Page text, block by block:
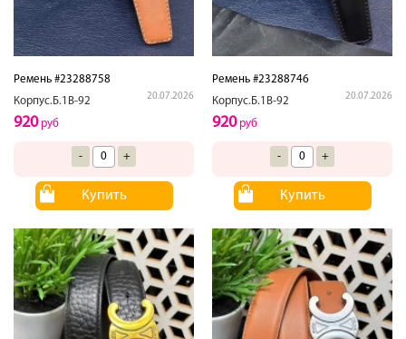
Ремень #23288758
Корпус.Б.1В-92
20.07.2026
920руб
- +
Купить
Ремень #23288746
Корпус.Б.1В-92
20.07.2026
920руб
- +
Купить